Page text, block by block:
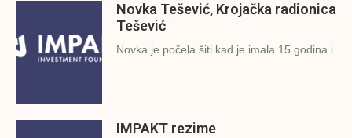
Novka Tešević, Krojačka radionica
Tešević
Novka je počela šiti kad je imala 15 godina i
IMPAKT rezime